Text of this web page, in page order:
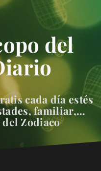
del
cada día estés
familiar,…
Zodiaco